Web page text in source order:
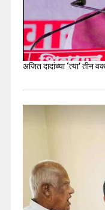
अजित दादांच्या ‘त्या’ तीन